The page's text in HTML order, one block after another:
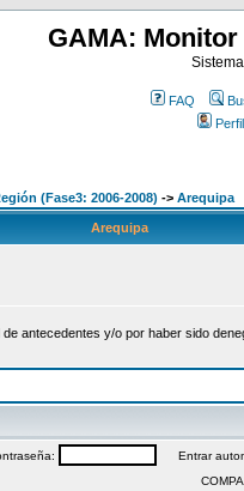
GAMA:
FAQ
Perfil
(Fase3: 2006-2008) -> Arequipa
Arequipa
antecedentes y/o por haber sido
Entrar